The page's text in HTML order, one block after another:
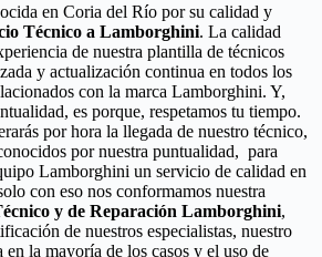
en Coria del Río por su calidad y
Técnico a Lamborghini. La calidad
de nuestra plantilla de técnicos
y actualización continua en todos los
con la marca Lamborghini. Y,
es porque, respetamos tu tiempo.
por hora la llegada de nuestro técnico,
por nuestra puntualidad, para
Lamborghini un servicio de calidad en
con eso nos conformamos nuestra
y de Reparación Lamborghini,
de nuestros especialistas, nuestro
la mayoría de los casos y el uso de